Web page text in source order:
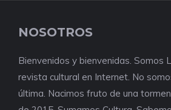
NOSOTROS
Bienvenidos y bienvenidas. Somos
revista cultural en Internet. No
última. Nacimos fruto de una